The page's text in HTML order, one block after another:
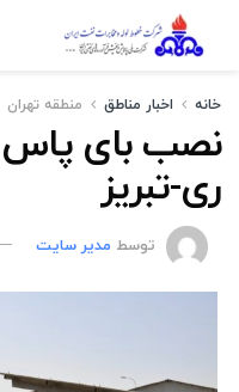
خانه اخبار مناطق منطقه تهران
نصب بای پاس
ری-تبریز
توسط مدیر سایت